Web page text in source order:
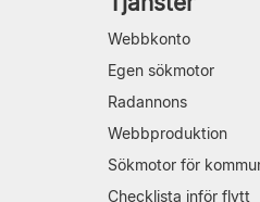
Webbkonto
Egen sökmotor
Radannons
Webbproduktion
Sökmotor för
Checklista inför flytt